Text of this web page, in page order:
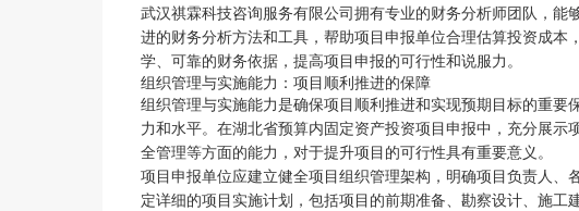
武汉祺霖科技咨询服务有限公司拥有专业的财务分析师团队，
进的财务分析方法和工具，帮助项目申报单位合理估算投资成
学、可靠的财务依据，提高项目申报的可行性和说服力。
组织管理与实施能力：项目顺利推进的保障
组织管理与实施能力是确保项目顺利推进和实现预期目标的重
力和水平。在湖北省预算内固定资产投资项目申报中，充分展
全管理等方面的能力，对于提升项目的可行性具有重要意义。
项目申报单位应建立健全项目组织管理架构，明确项目负责人
定详细的项目实施计划，包括项目的前期准备、勘察设计、施